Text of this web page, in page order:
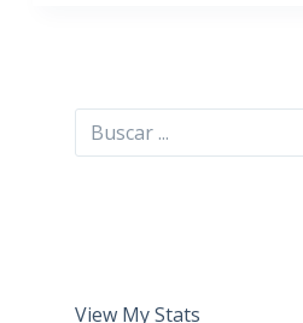
Buscar
View My Stats